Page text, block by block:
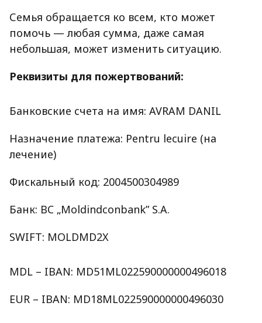
Семья обращается ко всем, кто может
помочь — любая сумма, даже самая
небольшая, может изменить ситуацию.
Реквизиты для пожертвований:
Банковские счета на имя: AVRAM DANIL
Назначение платежа: Pentru lecuire (на
лечение)
Фискальный код: 2004500304989
Банк: BC „Moldindconbank” S.A.
SWIFT: MOLDMD2X
MDL – IBAN: MD51ML022590000000496018
EUR – IBAN: MD18ML022590000000496030